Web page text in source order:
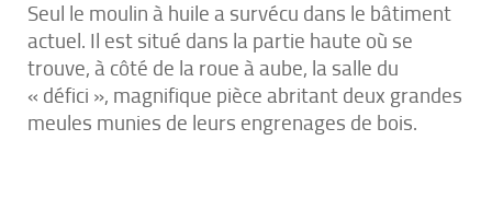
Seul le moulin à huile a survécu dans le bâtiment
actuel. Il est situé dans la partie haute où se
trouve, à côté de la roue à aube, la salle du
« défici », magnifique pièce abritant deux grandes
meules munies de leurs engrenages de bois.